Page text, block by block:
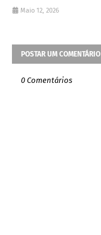
Maio 12, 2026
POSTAR UM COMENTÁRIO
0 Comentários